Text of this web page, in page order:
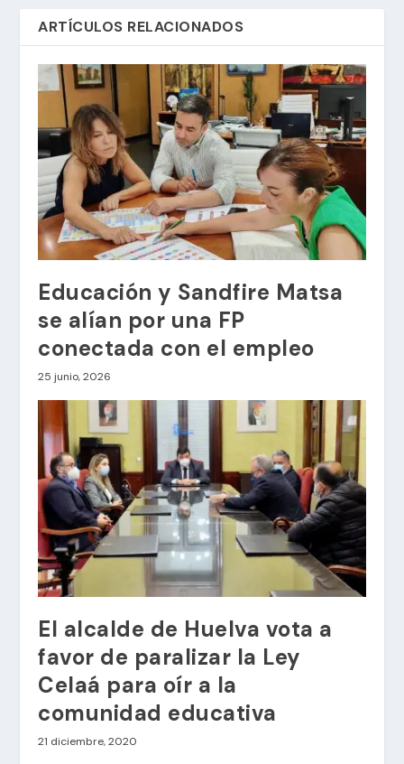
ARTÍCULOS RELACIONADOS
Educación y Sandfire Matsa
se alían por una FP
conectada con el empleo
25 junio, 2026
El alcalde de Huelva vota a
favor de paralizar la Ley
Celaá para oír a la
comunidad educativa
21 diciembre, 2020